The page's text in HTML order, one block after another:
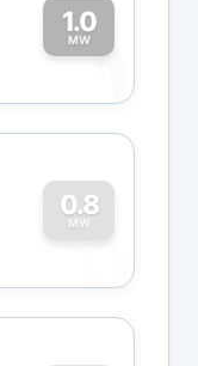
1.0
MW1
0.8
MW
0